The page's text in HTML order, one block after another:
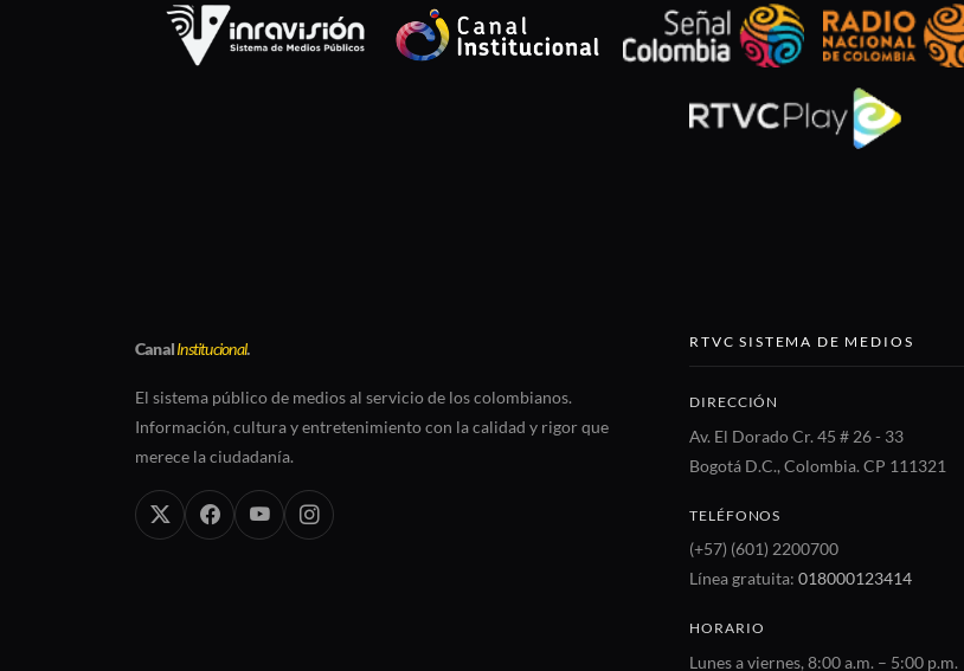
CanalInstitucional.
El sistema público de medios al servicio de los colombianos.
Información, cultura y entretenimiento con la calidad y rigor que
merece la ciudadanía.
RTVC SISTEMA DE MEDIOS
DIRECCIÓN
Av. El Dorado Cr. 45 # 26 - 33
Bogotá D.C., Colombia. CP 111321
TELÉFONOS
(+57) (601) 2200700
Línea gratuita: 018000123414
HORARIO
Lunes a viernes, 8:00 a.m. – 5:00 p.m.